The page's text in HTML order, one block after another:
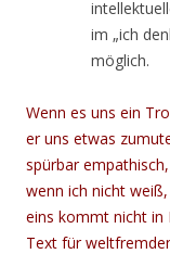
im „ich
möglich.
Wenn es uns ein
er uns etwas
spürbar
wenn ich nicht
eins kommt nicht in
Text für